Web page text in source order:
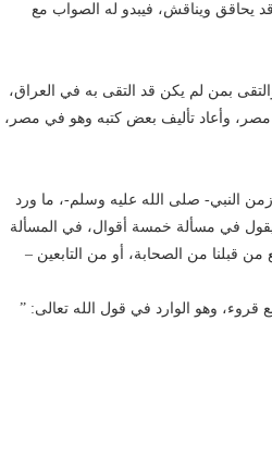
قد يحاقق ويناقش، فيبدو له الصواب مع
بمن لم يكن قد التقى به في العراق،
وأعاد تأليف بعض كتبه وهو في مصر،
زمن النبي- صلى الله عليه وسلم-، ما ورد
يقول في مسألة خمسة أقوال، في المسألة
قبلنا من الصحابة، أو من التابعين –
قروء، وهو الوارد في قول الله تعالى: ”